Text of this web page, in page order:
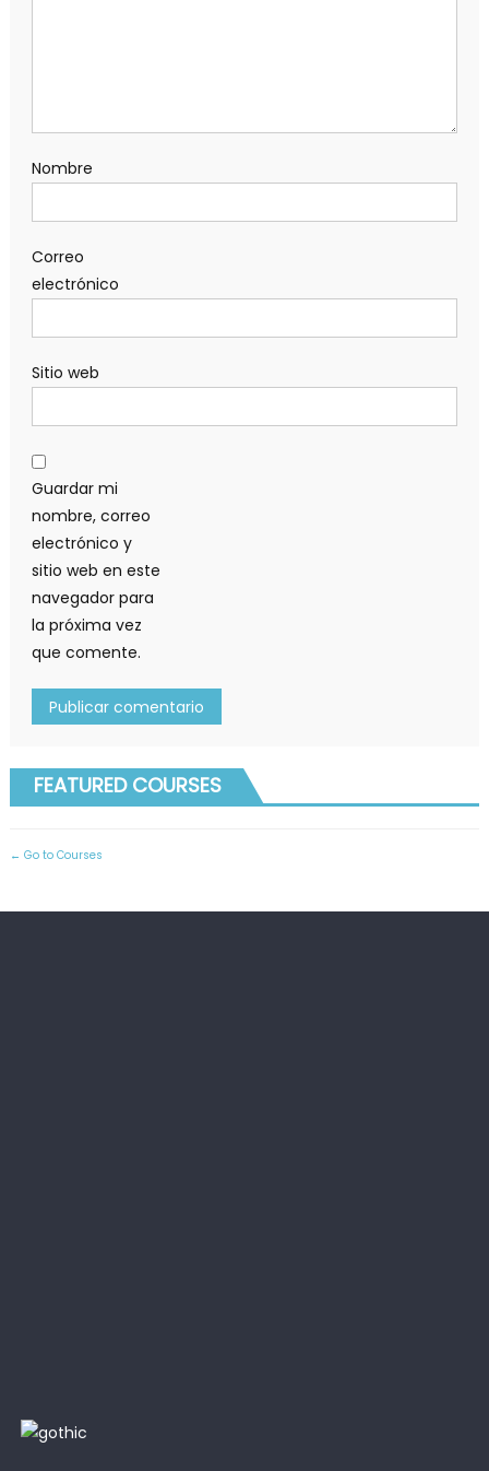
Nombre
Correo
electrónico
Sitio web
Guardar mi
nombre, correo
electrónico y
sitio web en este
navegador para
la próxima vez
que comente.
FEATURED COURSES
Go to Courses